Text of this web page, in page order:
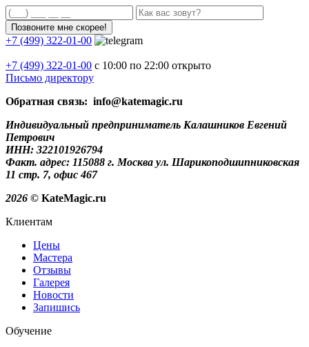
+7 (499) 322-01-00
+7 (499) 322-01-00 с 10:00 по 22:00 открыто
Письмо директору
Обратная связь: info@katemagic.ru
Индивидуальный предприниматель Калашников Евгений
Петрович
ИНН: 322101926794
Факт. адрес: 115088 г. Москва ул. Шарикоподшипниковская
11 стр. 7, офис 467
2026 © KateMagic.ru
Клиентам
Цены
Мастера
Отзывы
Галерея
Новости
Запишись
Обучение